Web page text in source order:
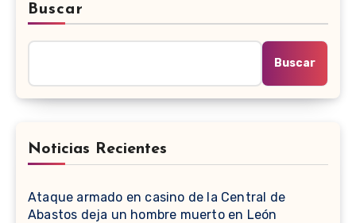
Buscar
Buscar
Noticias Recientes
Ataque armado en casino de la Central de
Abastos deja un hombre muerto en León